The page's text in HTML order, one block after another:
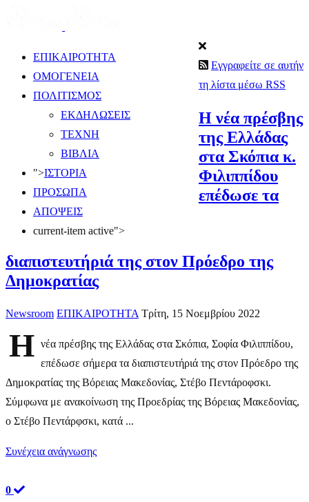
ΕΠΙΚΑΙΡΟΤΗΤΑ
ΟΜΟΓΕΝΕΙΑ
ΠΟΛΙΤΙΣΜΟΣ
ΕΚΔΗΛΩΣΕΙΣ
ΤΕΧΝΗ
ΒΙΒΛΙΑ
">ΙΣΤΟΡΙΑ
ΠΡΟΣΩΠΑ
ΑΠΟΨΕΙΣ
current-item active">
Εγγραφείτε σε αυτήν
τη λίστα μέσω RSS
Η νέα πρέσβης
της Ελλάδας
στα Σκόπια κ.
Φιλιππίδου
επέδωσε τα
διαπιστευτήριά της στον Πρόεδρο της
Δημοκρατίας
Newsroom ΕΠΙΚΑΙΡΟΤΗΤΑ Τρίτη, 15 Νοεμβρίου 2022
H νέα πρέσβης της Ελλάδας στα Σκόπια, Σοφία Φιλιππίδου,
επέδωσε σήμερα τα διαπιστευτήριά της στον Πρόεδρο της
Δημοκρατίας της Βόρειας Μακεδονίας, Στέβο Πεντάροφσκι.
Σύμφωνα με ανακοίνωση της Προεδρίας της Βόρειας Μακεδονίας,
ο Στέβο Πεντάρφσκι, κατά ...
Συνέχεια ανάγνωσης
0